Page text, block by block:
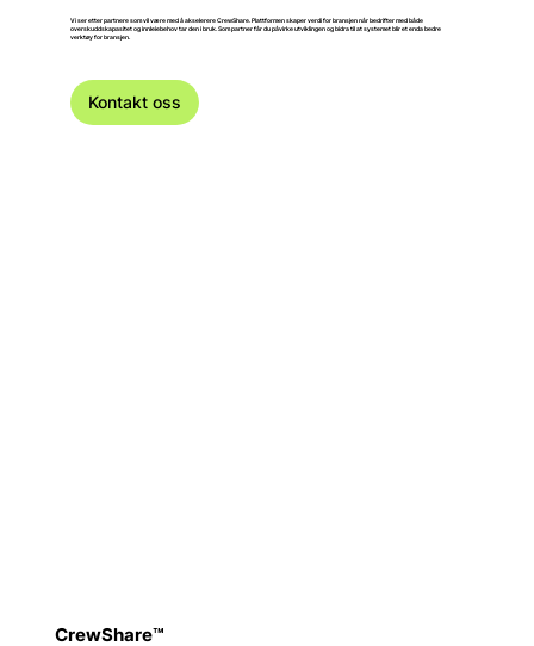
Vi ser etter partnere som vil være med å akselerere CrewShare. Plattformen skaper verdi for bransjen når bedrifter med både
overskuddskapasitet og innleiebehov tar den i bruk. Som partner får du påvirke utviklingen og bidra til at systemet blir et enda bedre
verktøy for bransjen.
Kontakt oss
CrewShare™